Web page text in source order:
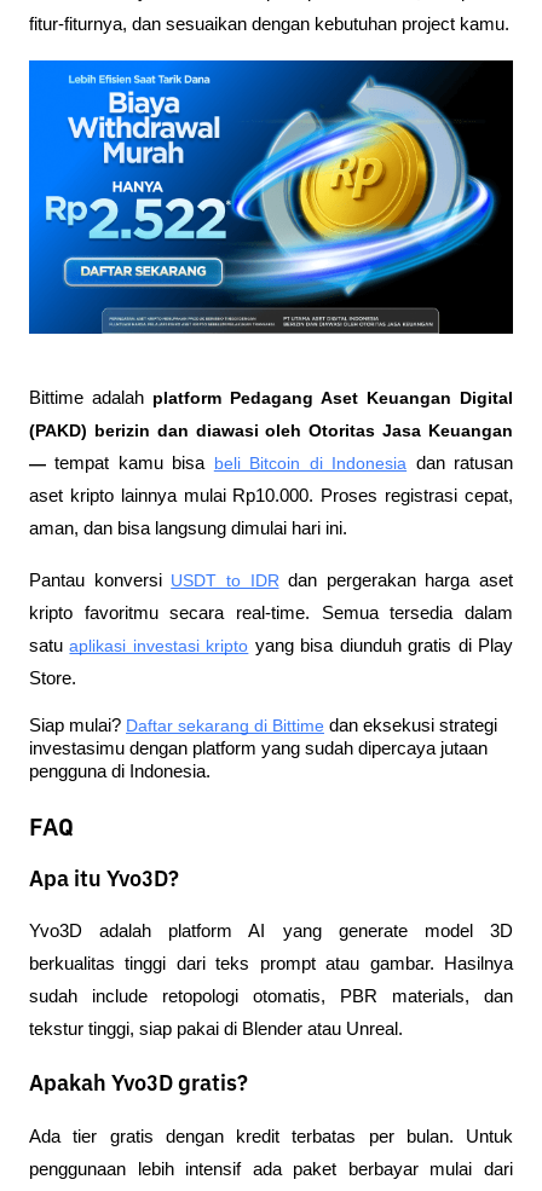
fitur-fiturnya, dan sesuaikan dengan kebutuhan project kamu.
Bittime adalah platform Pedagang Aset Keuangan Digital
(PAKD) berizin dan diawasi oleh Otoritas Jasa Keuangan
— tempat kamu bisa beli Bitcoin di Indonesia dan ratusan
aset kripto lainnya mulai Rp10.000. Proses registrasi cepat,
aman, dan bisa langsung dimulai hari ini.
Pantau konversi USDT to IDR dan pergerakan harga aset
kripto favoritmu secara real-time. Semua tersedia dalam
satu aplikasi investasi kripto yang bisa diunduh gratis di Play
Store.
Siap mulai? Daftar sekarang di Bittime dan eksekusi strategi
investasimu dengan platform yang sudah dipercaya jutaan
pengguna di Indonesia.
FAQ
Apa itu Yvo3D?
Yvo3D adalah platform AI yang generate model 3D
berkualitas tinggi dari teks prompt atau gambar. Hasilnya
sudah include retopologi otomatis, PBR materials, dan
tekstur tinggi, siap pakai di Blender atau Unreal.
Apakah Yvo3D gratis?
Ada tier gratis dengan kredit terbatas per bulan. Untuk
penggunaan lebih intensif ada paket berbayar mulai dari